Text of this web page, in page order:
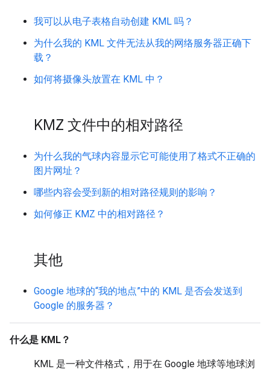
我可以从电子表格自动创建 KML 吗？
为什么我的 KML 文件无法从我的网络服务器正确下
载？
如何将摄像头放置在 KML 中？
KMZ 文件中的相对路径
为什么我的气球内容显示它可能使用了格式不正确的
图片网址？
哪些内容会受到新的相对路径规则的影响？
如何修正 KMZ 中的相对路径？
其他
Google 地球的“我的地点”中的 KML 是否会发送到
Google 的服务器？
什么是 KML？
KML 是一种文件格式，用于在 Google 地球等地球浏